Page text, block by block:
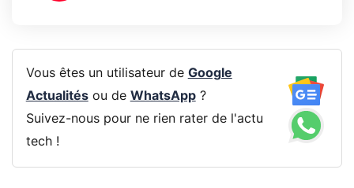
Vous êtes un utilisateur de Google
Actualitésou de WhatsApp?
Suivez-nous pour ne rien rater de l'actu
tech !